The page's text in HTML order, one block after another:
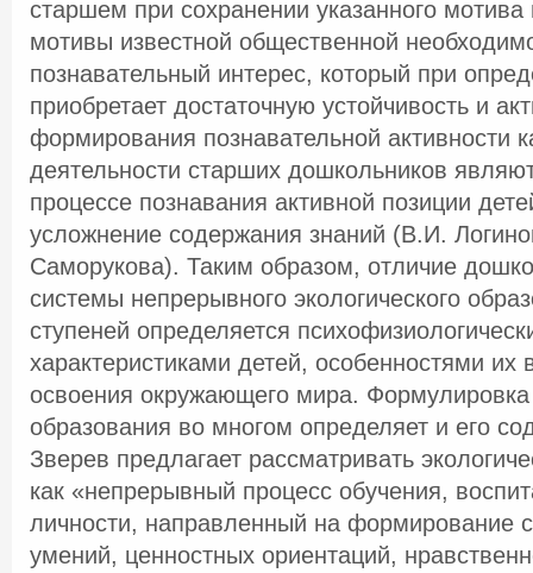
старшем при сохранении указанного
мотивы известной общественной
познавательный интерес, который при
приобретает достаточную устойчивость и
формирования познавательной активности
деятельности старших дошкольников
процессе познавания активной позиции
усложнение содержания знаний (В.И.
Саморукова). Таким образом, отличие
системы непрерывного экологического
ступеней определяется
характеристиками детей, особенностями их
освоения окружающего мира.
образования во многом определяет и его
Зверев предлагает рассматривать
как «непрерывный процесс обучения,
личности, направленный на формирование
умений, ценностных ориентаций,